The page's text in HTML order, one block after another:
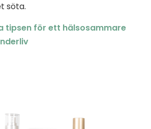
söta.
tipsen för ett hälsosammare